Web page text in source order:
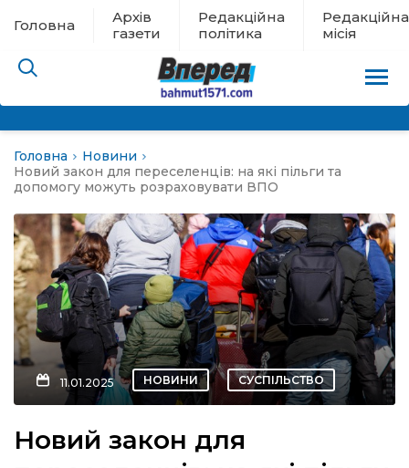
Головна
Архів
газети
Редакційна
політика
Редакційна
місія
евакуації
новини
Головна
Новини
Новий закон для переселенців: на які пільги та
допомогу можуть розраховувати ВПО
11.01.2025 НОВИНИ СУСПІЛЬСТВО
Новий закон для